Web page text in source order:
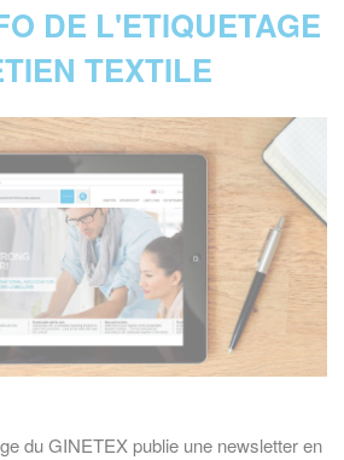
DE L'ETIQUETAGE
TEXTILE
du GINETEX publie une newsletter en